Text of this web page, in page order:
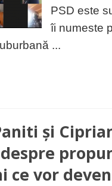
PSD este
îi numeste
...
și
ce vor